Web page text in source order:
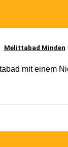
Melittabad Minden
mit einem